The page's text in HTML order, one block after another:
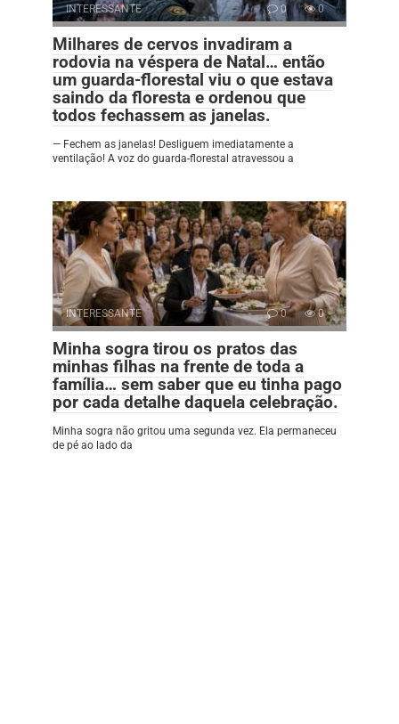
INTERESSANTE 0 0
Milhares de cervos invadiram a
rodovia na véspera de Natal… então
um guarda-florestal viu o que estava
saindo da floresta e ordenou que
todos fechassem as janelas.
— Fechem as janelas! Desliguem imediatamente a
ventilação! A voz do guarda-florestal atravessou a
INTERESSANTE 0 0
Minha sogra tirou os pratos das
minhas filhas na frente de toda a
família… sem saber que eu tinha pago
por cada detalhe daquela celebração.
Minha sogra não gritou uma segunda vez. Ela permaneceu
de pé ao lado da